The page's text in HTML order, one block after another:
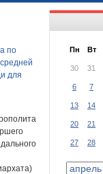
по
для
Пн Вт
30 31
6 7
13 14
20 21
27 28